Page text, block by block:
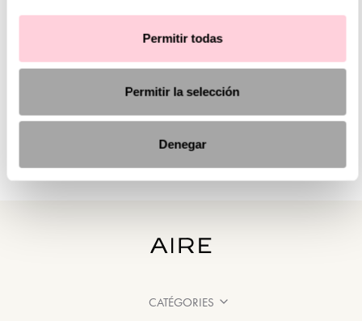
Permitir todas
Permitir la selección
Denegar
CATÉGORIES